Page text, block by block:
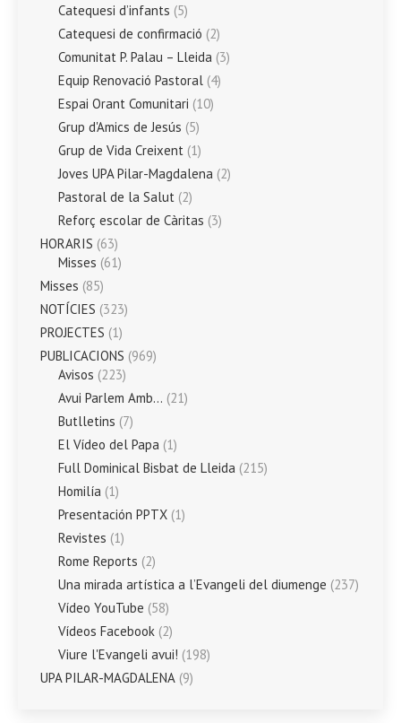
Catequesi d’infants (5)
Catequesi de confirmació (2)
Comunitat P. Palau – Lleida (3)
Equip Renovació Pastoral (4)
Espai Orant Comunitari (10)
Grup d'Amics de Jesús (5)
Grup de Vida Creixent (1)
Joves UPA Pilar-Magdalena (2)
Pastoral de la Salut (2)
Reforç escolar de Càritas (3)
HORARIS (63)
Misses (61)
Misses (85)
NOTÍCIES (323)
PROJECTES (1)
PUBLICACIONS (969)
Avisos (223)
Avui Parlem Amb… (21)
Butlletins (7)
El Vídeo del Papa (1)
Full Dominical Bisbat de Lleida (215)
Homilía (1)
Presentación PPTX (1)
Revistes (1)
Rome Reports (2)
Una mirada artística a l’Evangeli del diumenge (237)
Vídeo YouTube (58)
Vídeos Facebook (2)
Viure l'Evangeli avui! (198)
UPA PILAR-MAGDALENA (9)